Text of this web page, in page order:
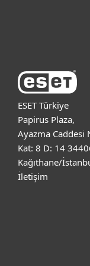
ESET Türkiye
Papirus Plaza,
Ayazma Caddesi
Kat: 8 D: 14
Kağıthane/
İletişim